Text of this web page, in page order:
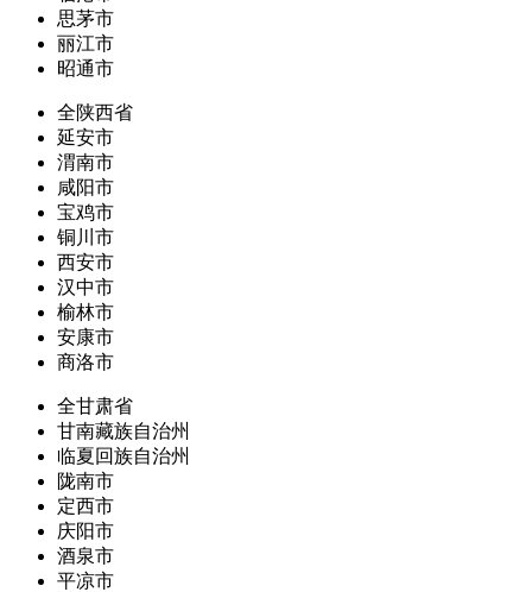
思茅市
丽江市
昭通市
全陕西省
延安市
渭南市
咸阳市
宝鸡市
铜川市
西安市
汉中市
榆林市
安康市
商洛市
全甘肃省
甘南藏族自治州
临夏回族自治州
陇南市
定西市
庆阳市
酒泉市
平凉市